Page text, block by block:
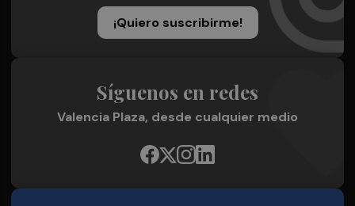
¡Quiero suscribirme!
Síguenos en redes
Valencia Plaza, desde cualquier medio